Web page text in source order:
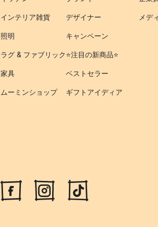
インテリア雑貨
照明
ラグ & ファブリック
家具
ムーミンショップ
デザイナー
キャンペーン
⭐️注目の新商品⭐️
ベストセラー
ギフトアイディア
メデ